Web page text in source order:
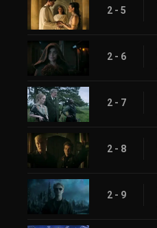
2 - 5
2 - 6
2 - 7
2 - 8
2 - 9